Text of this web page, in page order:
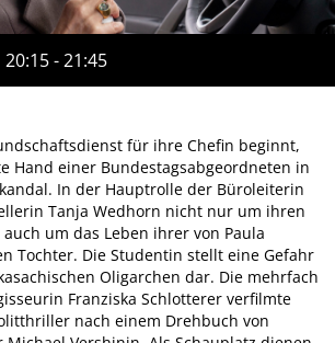
- 21:45
für ihre Chefin beginnt,
Hand einer Bundestagsabgeordneten in
In der Hauptrolle der Büroleiterin
Tanja Wedhorn nicht nur um ihren
um das Leben ihrer von Paula
Tochter. Die Studentin stellt eine Gefahr
Oligarchen dar. Die mehrfach
Franziska Schlotterer verfilmte
nach einem Drehbuch von